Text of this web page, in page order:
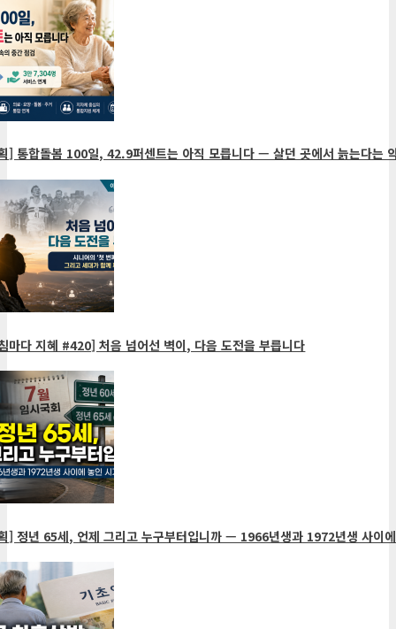
통합돌봄 100일, 42.9퍼센트는 아직 모릅니다 — 살던 곳에서 늙는다는 약
다 지혜 #420] 처음 넘어선 벽이, 다음 도전을 부릅니다
정년 65세, 언제 그리고 누구부터입니까 — 1966년생과 1972년생 사이에